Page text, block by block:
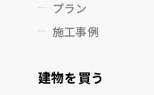
プラン
施工事例
建物を買う